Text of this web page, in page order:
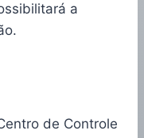
a
de Controle